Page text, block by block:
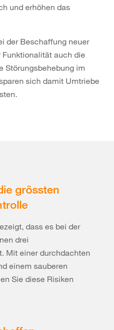
und erhöhen das
der Beschaffung neuer
auch die
Störungsbehebung im
sich damit Umtriebe
grössten
dass es bei der
drei
Mit einer durchdachten
einem sauberen
Sie diese Risiken